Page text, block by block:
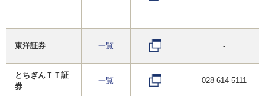
東洋証券 一覧 -
とちぎんＴＴ証
券
一覧 028-614-5111